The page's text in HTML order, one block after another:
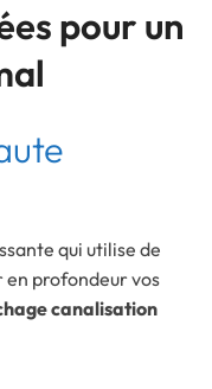
pour un
qui utilise de
en profondeur vos
canalisation